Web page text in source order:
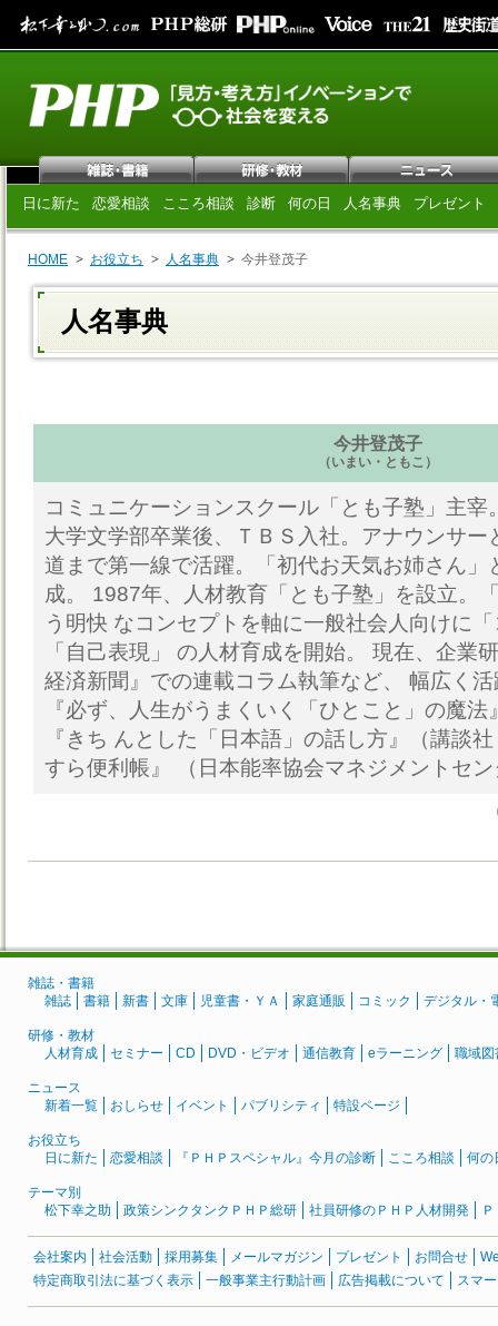
日に新た 恋愛相談 こころ相談 診断 何の日 人名事典 プレゼント
HOME お役立ち 人名事典 今井登茂子
人名事典
今井登茂子
（いまい・ともこ）
コミュニケーションスクール「とも子塾」主宰
大学文学部卒業後、ＴＢＳ入社。アナウンサー
道まで第一線で活躍。「初代お天気お姉さん」
成。 1987年、人材教育「とも子塾」を設立。
う明快 なコンセプトを軸に一般社会人向けに
「自己表現」 の人材育成を開始。 現在、企業
経済新聞』での連載コラム執筆など、 幅広く
『必ず、人生がうまくいく「ひとこと」の魔
『きち んとした「日本語」の話し方』（講談
すら便利帳』 （日本能率協会マネジメントセ
雑誌・書籍
雑誌
書籍 新書 文庫 児童書・ＹＡ 家庭通販 コミック デジタル・
研修・教材
人材育成
セミナー CD DVD・ビデオ 通信教育 eラーニング 職域図
ニュース
新着一覧
おしらせ イベント パブリシティ 特設ページ
お役立ち
日に新た
恋愛相談 『ＰＨＰスペシャル』今月の診断 こころ相談 何の
テーマ別
松下幸之助
政策シンクタンクＰＨＰ総研 社員研修のＰＨＰ人材開発
会社案内 社会活動 採用募集 メールマガジン プレゼント お問合せ
特定商取引法に基づく表示
一般事業主行動計画 広告掲載について スマ